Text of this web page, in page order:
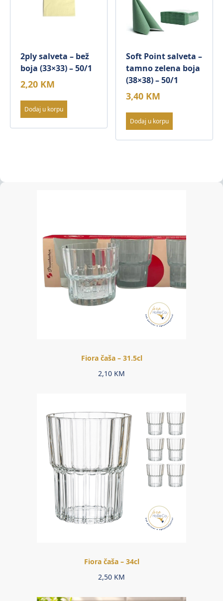
2ply salveta – bež
boja (33×33) – 50/1
2,20 KM
Dodaj u korpu
Soft Point salveta –
tamno zelena boja
(38×38) – 50/1
3,40 KM
Dodaj u korpu
Fiora čaša – 31.5cl
2,10 KM
Fiora čaša – 34cl
2,50 KM